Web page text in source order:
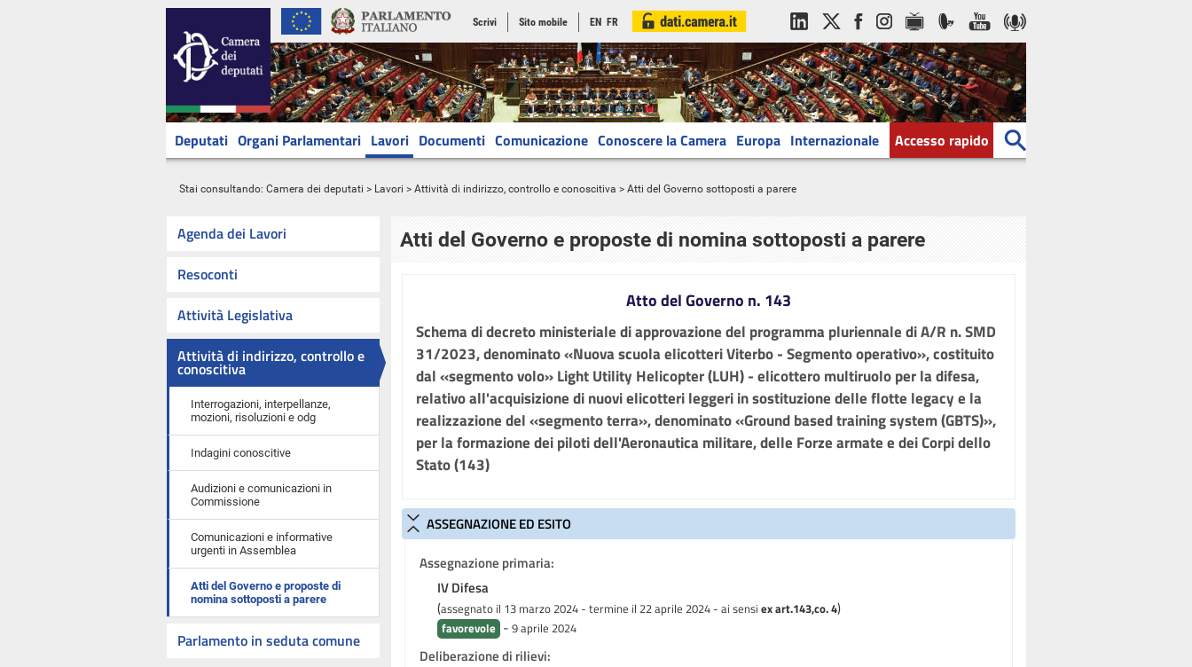
Scrivi Sito mobile EN FR
Deputati Organi Parlamentari Lavori Documenti Comunicazione Conoscere la Camera Europa Internazionale Accesso rapido
Stai consultando: Camera dei deputati > Lavori > Attività di indirizzo, controllo e conoscitiva > Atti del Governo sottoposti a parere
Agenda dei Lavori
Resoconti
Attività Legislativa
Attività di indirizzo, controllo e
conoscitiva
Interrogazioni, interpellanze,
mozioni, risoluzioni e odg
Indagini conoscitive
Audizioni e comunicazioni in
Commissione
Comunicazioni e informative
urgenti in Assemblea
Atti del Governo e proposte di
nomina sottoposti a parere
Parlamento in seduta comune
Atti del Governo e proposte di nomina sottoposti a parere
Atto del Governo n. 143
Schema di decreto ministeriale di approvazione del programma pluriennale di A/R n. SMD
31/2023, denominato «Nuova scuola elicotteri Viterbo - Segmento operativo», costituito
dal «segmento volo» Light Utility Helicopter (LUH) - elicottero multiruolo per la difesa,
relativo all'acquisizione di nuovi elicotteri leggeri in sostituzione delle flotte legacy e la
realizzazione del «segmento terra», denominato «Ground based training system (GBTS)»,
per la formazione dei piloti dell'Aeronautica militare, delle Forze armate e dei Corpi dello
Stato (143)
ASSEGNAZIONE ED ESITO
Assegnazione primaria:
IV Difesa
(assegnato il 13 marzo 2024 - termine il 22 aprile 2024 - ai sensi ex art.143,co. 4)
favorevole - 9 aprile 2024
Deliberazione di rilievi: